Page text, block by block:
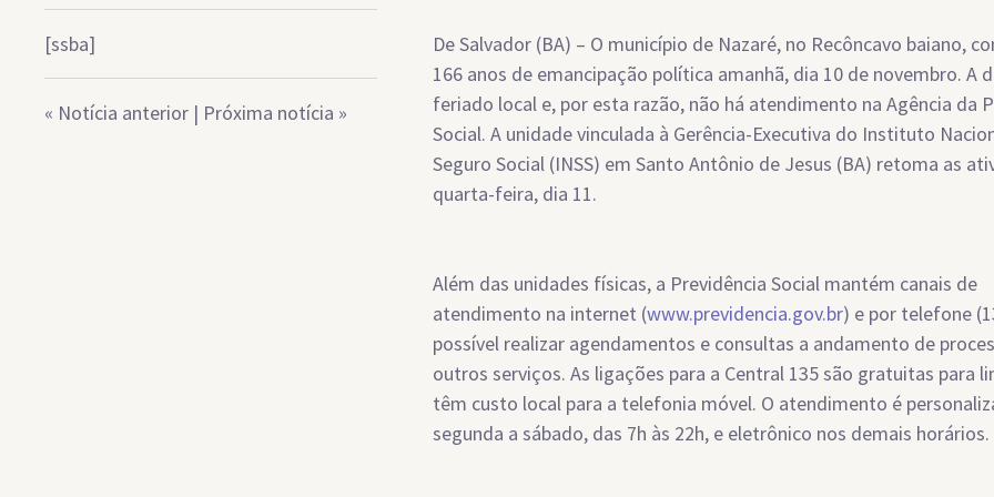
[ssba]
« Notícia anterior | Próxima notícia »
De Salvador (BA) – O município de Nazaré, no Recôncavo baiano,
166 anos de emancipação política amanhã, dia 10 de novembro. A
feriado local e, por esta razão, não há atendimento na Agência da
Social. A unidade vinculada à Gerência-Executiva do Instituto
Seguro Social (INSS) em Santo Antônio de Jesus (BA) retoma as
quarta-feira, dia 11.
Além das unidades físicas, a Previdência Social mantém canais de
atendimento na internet (www.previdencia.gov.br) e por telefone
possível realizar agendamentos e consultas a andamento de
outros serviços. As ligações para a Central 135 são gratuitas para
têm custo local para a telefonia móvel. O atendimento é
segunda a sábado, das 7h às 22h, e eletrônico nos demais horários.